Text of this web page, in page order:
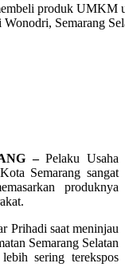
produk UMKM
Semarang
–Pelaku Usaha
Semarang sangat
produknya
Prihadi saat meninjau
Semarang Selatan
sering terekspos